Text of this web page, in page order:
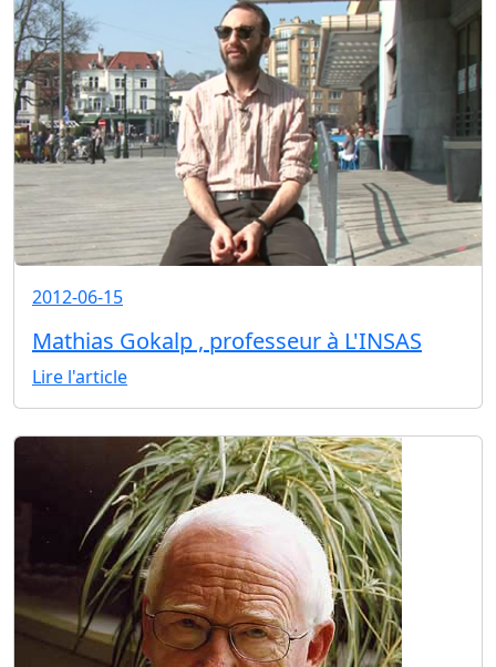
2012-06-15
Mathias Gokalp , professeur à L'INSAS
Lire l'article